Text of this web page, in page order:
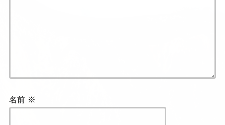
名前 ※